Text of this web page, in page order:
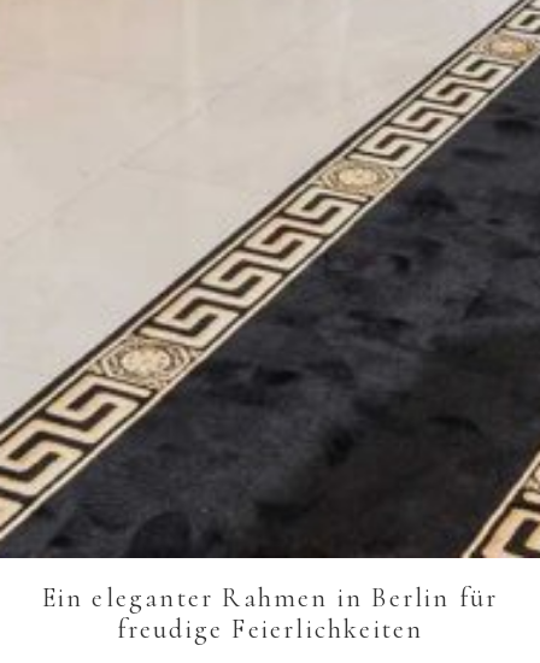
Ein eleganter Rahmen in Berlin für
freudige Feierlichkeiten